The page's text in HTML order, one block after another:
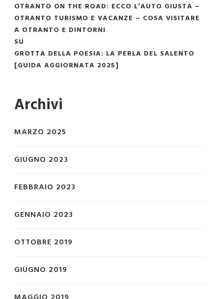
OTRANTO ON THE ROAD: ECCO L’AUTO GIUSTA –
OTRANTO TURISMO E VACANZE – COSA VISITARE
A OTRANTO E DINTORNI
SU
GROTTA DELLA POESIA: LA PERLA DEL SALENTO
[GUIDA AGGIORNATA 2025]
Archivi
MARZO 2025
GIUGNO 2023
FEBBRAIO 2023
GENNAIO 2023
OTTOBRE 2019
GIUGNO 2019